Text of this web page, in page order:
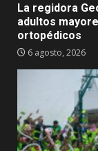
La regidora
adultos
ortopédicos
6 agosto, 2026